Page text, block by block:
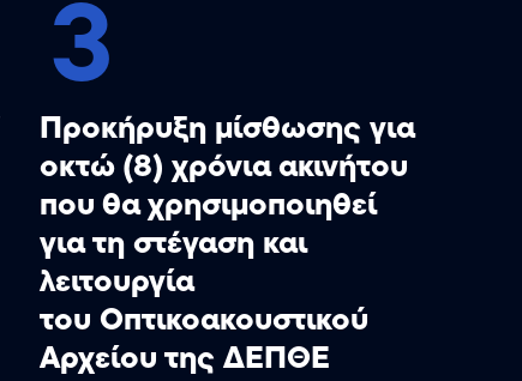
3
Προκήρυξη μίσθωσης για
οκτώ (8) χρόνια ακινήτου
που θα χρησιμοποιηθεί
για τη στέγαση και
λειτουργία
του Οπτικοακουστικού
Αρχείου της ΔΕΠΘΕ